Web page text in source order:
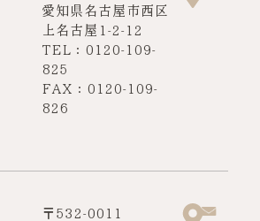
愛知県名古屋市西区
上名古屋1-2-12
TEL：0120-109-
825
FAX：0120-109-
826
〒532-0011